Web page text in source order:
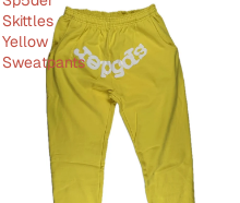
Skittles
Yellow
Sweatpants